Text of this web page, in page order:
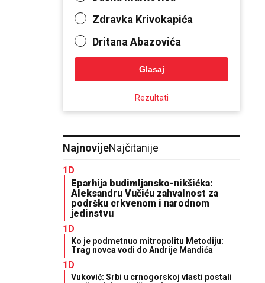
Zdravka Krivokapića
Dritana Abazovića
Glasaj
Rezultati
NajnovijeNajčitanije
1D
Eparhija budimljansko-nikšićka:
Aleksandru Vučiću zahvalnost za
podršku crkvenom i narodnom
jedinstvu
1D
Ko je podmetnuo mitropolitu Metodiju:
Trag novca vodi do Andrije Mandića
1D
Vuković: Srbi u crnogorskoj vlasti postali